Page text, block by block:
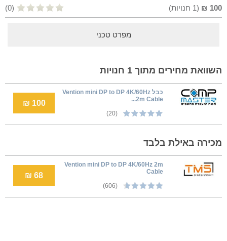
100
₪
(
1 חנויות) (0)
מפרט טכני
השוואת מחירים מתוך 1 חנויות
כבל Vention mini DP to DP 4K/60Hz
2m Cable...
(20)
100 ₪
מכירה באילת בלבד
Vention mini DP to DP 4K/60Hz 2m
Cable
(606)
68 ₪